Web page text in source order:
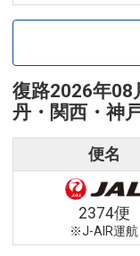
復路2026年08
丹・関西・神
便名
2374便
※J-AIR運航